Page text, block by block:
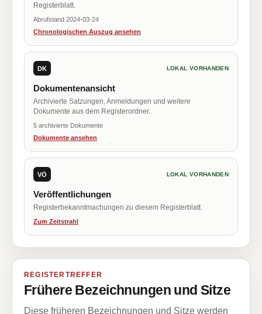
Registerblatt.
Abrufstand 2024-03-24
Chronologischen Auszug ansehen
DK LOKAL VORHANDEN
Dokumentenansicht
Archivierte Satzungen, Anmeldungen und weitere
Dokumente aus dem Registerordner.
5 archivierte Dokumente
Dokumente ansehen
VÖ LOKAL VORHANDEN
Veröffentlichungen
Registerbekanntmachungen zu diesem Registerblatt.
Zum Zeitstrahl
REGISTERTREFFER
Frühere Bezeichnungen und Sitze
Diese früheren Bezeichnungen und Sitze werden